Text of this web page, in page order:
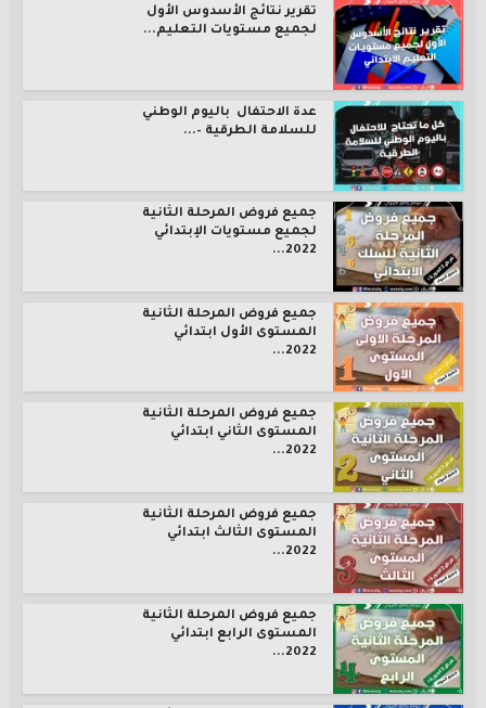
تقرير نتائج الأسدوس الأول
لجميع مستويات التعليم...
عدة الاحتفال باليوم الوطني
للسلامة الطرقية –...
جميع فروض المرحلة الثانية
لجميع مستويات الإبتدائي
2022...
جميع فروض المرحلة الثانية
المستوى الأول ابتدائي
2022...
جميع فروض المرحلة الثانية
المستوى الثاني ابتدائي
2022...
جميع فروض المرحلة الثانية
المستوى الثالث ابتدائي
2022...
جميع فروض المرحلة الثانية
المستوى الرابع ابتدائي
2022...